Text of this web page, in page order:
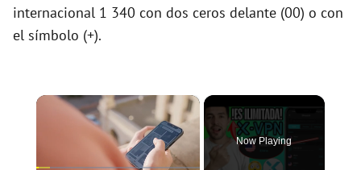
internacional 1 340 con dos ceros delante (00) o con
el símbolo (+).
×
Now Playing